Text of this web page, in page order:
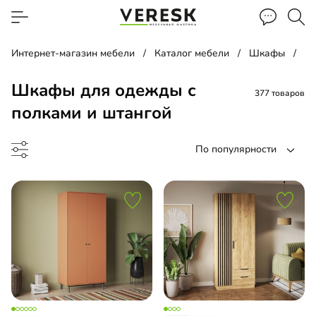
Интернет-магазин мебели Каталог мебели Шкафы
Шкафы для одежды с
полками и штангой
377 товаров
По популярности
купе
гармошка